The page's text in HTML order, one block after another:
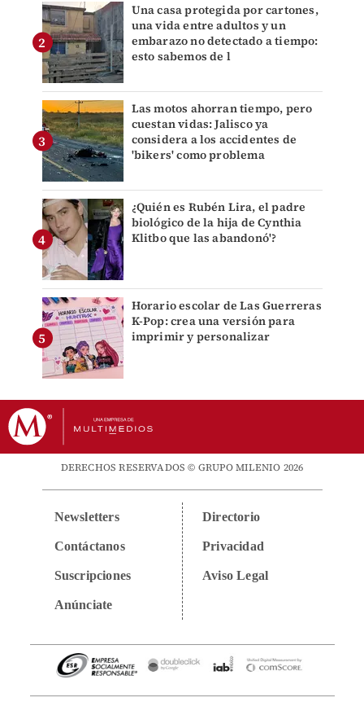
Una casa protegida por cartones,
una vida entre adultos y un
embarazo no detectado a tiempo:
esto sabemos de l
Las motos ahorran tiempo, pero
cuestan vidas: Jalisco ya
considera a los accidentes de
'bikers' como problema
¿Quién es Rubén Lira, el padre
biológico de la hija de Cynthia
Klitbo que las abandonó'?
Horario escolar de Las Guerreras
K-Pop: crea una versión para
imprimir y personalizar
DERECHOS RESERVADOS © GRUPO MILENIO 2026
Newsletters
Contáctanos
Suscripciones
Anúnciate
Directorio
Privacidad
Aviso Legal